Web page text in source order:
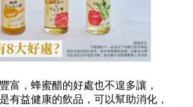
富，蜂蜜醋的好處也不遑多讓，
有益健康的飲品，可以幫助消化，